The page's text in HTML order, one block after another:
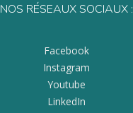
NOS RÉSEAUX SOCIAUX :
Facebook
Instagram
Youtube
LinkedIn